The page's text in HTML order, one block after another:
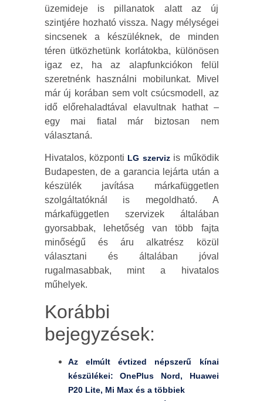
üzemideje is pillanatok alatt az új
szintjére hozható vissza. Nagy mélységei
sincsenek a készüléknek, de minden
téren ütközhetünk korlátokba, különösen
igaz ez, ha az alapfunkciókon felül
szeretnénk használni mobilunkat. Mivel
már új korában sem volt csúcsmodell, az
idő előrehaladtával elavultnak hathat –
egy mai fiatal már biztosan nem
választaná.
Hivatalos, központi LG szervizis működik
Budapesten, de a garancia lejárta után a
készülék javítása márkafüggetlen
szolgáltatóknál is megoldható. A
márkafüggetlen szervizek általában
gyorsabbak, lehetőség van több fajta
minőségű és áru alkatrész közül
választani és általában jóval
rugalmasabbak, mint a hivatalos
műhelyek.
Korábbi
bejegyzések:
Az elmúlt évtized népszerű kínai
készülékei: OnePlus Nord, Huawei
P20 Lite, Mi Max és a többiek